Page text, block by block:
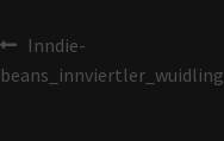
Inndie-
beans_innviertler_wuidling